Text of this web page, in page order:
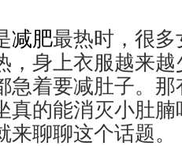
减肥最热时，很
，身上衣服越来
急着要减肚子。
真的能消灭小肚
聊聊这个话题。